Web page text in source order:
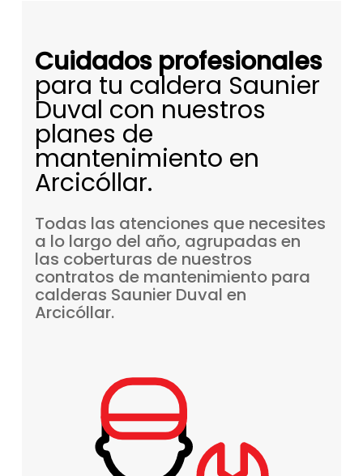
Cuidados profesionales
para tu caldera Saunier
Duval con nuestros
planes de
mantenimiento en
Arcicóllar.
Todas las atenciones que necesites
a lo largo del año, agrupadas en
las coberturas de nuestros
contratos de mantenimiento para
calderas Saunier Duval en
Arcicóllar.